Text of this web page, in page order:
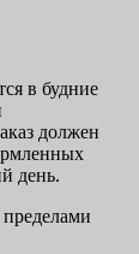
в будние
должен
день.